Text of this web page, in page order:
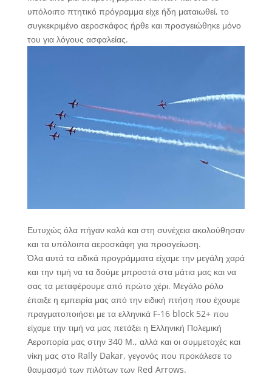
υπόλοιπο πτητικό πρόγραμμα είχε ήδη ματαιωθεί, το
συγκεκριμένο αεροσκάφος ήρθε και προσγειώθηκε μόνο
του για λόγους ασφαλείας.
Ευτυχώς όλα πήγαν καλά και στη συνέχεια ακολούθησαν
και τα υπόλοιπα αεροσκάφη για προσγείωση.
Όλα αυτά τα ειδικά προγράμματα είχαμε την μεγάλη χαρά
και την τιμή να τα δούμε μπροστά στα μάτια μας και να
σας τα μεταφέρουμε από πρώτο χέρι. Μεγάλο ρόλο
έπαιξε η εμπειρία μας από την ειδική πτήση που έχουμε
πραγματοποιήσει με τα ελληνικά F-16 block 52+ που
είχαμε την τιμή να μας πετάξει η Ελληνική Πολεμική
Αεροπορία μας στην 340 Μ., αλλά και οι συμμετοχές και
νίκη μας στο Rally Dakar, γεγονός που προκάλεσε το
θαυμασμό των πιλότων των Red Arrows.